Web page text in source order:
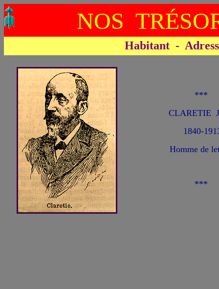
NOS
Habitant -
***
CLARETIE
1840-
Homme de
***